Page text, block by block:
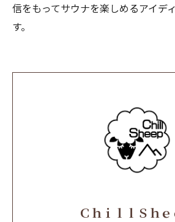
信をもってサウナを楽しめるアイデ
す。
ＣｈｉｌｌＳｈｅ